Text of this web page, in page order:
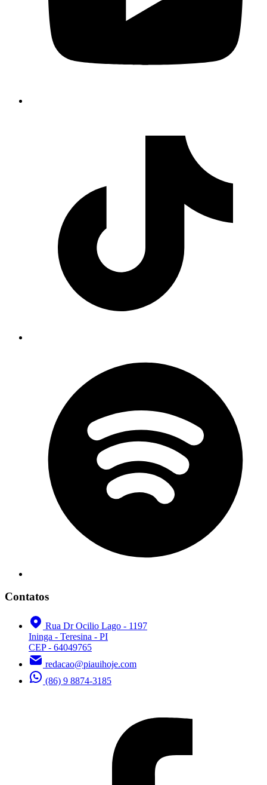
Contatos
Rua Dr Ocilio Lago - 1197
Ininga - Teresina - PI
CEP - 64049765
redacao@piauihoje.com
(86) 9 8874-3185